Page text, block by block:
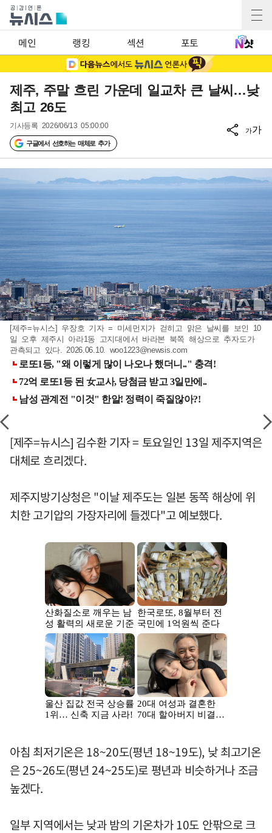
메인 랭킹 섹션 포토
제주, 주말 흐린 가운데 일교차 큰 날씨…낮
최고 26도
기사등록 2026/06/13 05:00:00
구글에서 선호하는 매체로 추가
가가
[제주=뉴시스] 우장호 기자 = 미세먼지가 걷히고 맑은 날씨를 보인 10
일 오후 제주시 아라1동 고지대에서 바라본 북쪽 해상으로 추자도가
관측되고 있다. 2026.06.10. woo1223@newsis.com
[제주=뉴시스] 김수환 기자 = 토요일인 13일 제주지역은
대체로 흐리겠다.
제주지방기상청은 "이날 제주도는 일본 동쪽 해상에 위
치한 고기압의 가장자리에 들겠다"고 예보했다.
아침 최저기온은 18~20도(평년 18~19도), 낮 최고기온
은 25~26도(평년 24~25도)로 평년과 비슷하거나 조금
높겠다.
일부 지역에서는 낮과 밤의 기온차가 10도 안팎으로 크